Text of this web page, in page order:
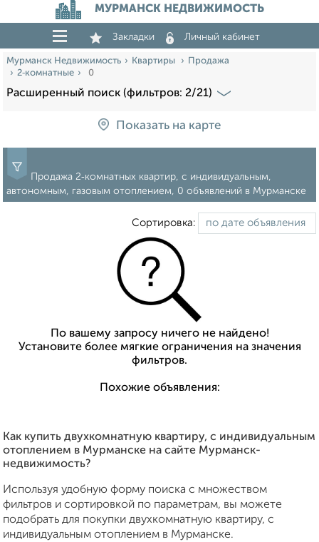
МУРМАНСК НЕДВИЖИМОСТЬ
Закладки Личный кабинет
Мурманск Недвижимость Квартиры
Продажа
2‑комнатные
0
Расширенный поиск (фильтров: 2/21)
Показать на карте
Продажа 2‑комнатных квартир, с индивидуальным,
автономным, газовым отоплением, 0 объявлений в Мурманске
Сортировка:
По вашему запросу ничего не найдено!
Установите более мягкие ограничения на значения
фильтров.
Похожие объявления:
Как купить двухкомнатную квартиру, с индивидуальным
отоплением в Мурманске на сайте Мурманск-
недвижимость?
Используя удобную форму поиска с множеством
фильтров и сортировкой по параметрам, вы можете
подобрать для покупки двухкомнатную квартиру, с
индивидуальным отоплением в Мурманске.